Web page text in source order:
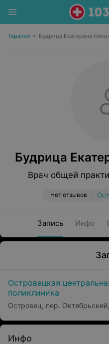
Терапия • Будрица Екатерина
Будрица
Врач общей
Нет отзывов
Запись Инфо
Островецкая
поликлиника
Островец, пер. Октябрьский,
Инфо